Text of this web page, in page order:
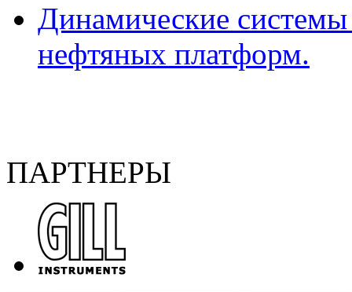
Динамические
нефтяных платформ.
ПАРТНЕРЫ